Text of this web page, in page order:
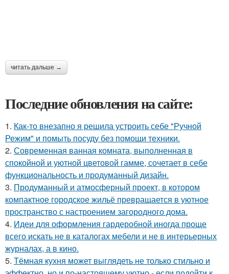
читать дальше →
Последние обновления на сайте:
1. Как-то внезапно я решила устроить себе "Ручной
Режим" и помыть посуду без помощи техники.
2. Современная ванная комната, выполненная в
спокойной и уютной цветовой гамме, сочетает в себе
функциональность и продуманный дизайн.
3. Продуманный и атмосферный проект, в котором
компактное городское жильё превращается в уютное
пространство с настроением загородного дома.
4. Идеи для оформления гардеробной иногда проще
всего искать не в каталогах мебели и не в интерьерных
журналах, а в кино.
5. Тёмная кухня может выглядеть не только стильно и